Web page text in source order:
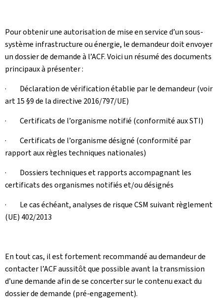
Pour obtenir une autorisation de mise en service d’un sous-
système infrastructure ou énergie, le demandeur doit envoyer
un dossier de demande à l’ACF. Voici un résumé des documents
principaux à présenter :
· Déclaration de vérification établie par le demandeur (voir
art 15 §9 de la directive 2016/797/UE)
· Certificats de l’organisme notifié (conformité aux STI)
· Certificats de l’organisme désigné (conformité par
rapport aux règles techniques nationales)
· Dossiers techniques et rapports accompagnant les
certificats des organismes notifiés et/ou désignés
· Le cas échéant, analyses de risque CSM suivant règlement
(UE) 402/2013
En tout cas, il est fortement recommandé au demandeur de
contacter l’ACF aussitôt que possible avant la transmission
d’une demande afin de se concerter sur le contenu exact du
dossier de demande (pré-engagement).